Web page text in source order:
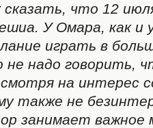
сказать, что 12
У Омара, как и
играть в
не надо говорить,
на интерес
также не
занимает важное